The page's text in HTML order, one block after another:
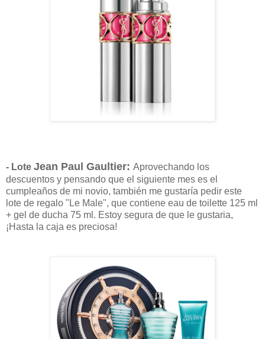
- Lote Jean Paul Gaultier: Aprovechando los
descuentos y pensando que el siguiente mes es el
cumpleaños de mi novio, también me gustaría pedir este
lote de regalo "Le Male", que contiene eau de toilette 125 ml
+ gel de ducha 75 ml. Estoy segura de que le gustaria,
¡Hasta la caja es preciosa!